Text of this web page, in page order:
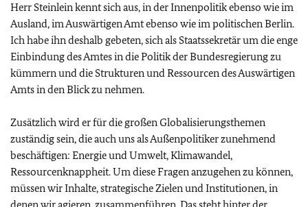
Herr Steinlein kennt sich aus, in der Innenpolitik ebenso wie im
Ausland, im Auswärtigen Amt ebenso wie im politischen Berlin.
Ich habe ihn deshalb gebeten, sich als Staatssekretär um die enge
Einbindung des Amtes in die Politik der Bundesregierung zu
kümmern und die Strukturen und Ressourcen des Auswärtigen
Amts in den Blick zu nehmen.
Zusätzlich wird er für die großen Globalisierungsthemen
zuständig sein, die auch uns als Außenpolitiker zunehmend
beschäftigen: Energie und Umwelt, Klimawandel,
Ressourcenknappheit. Um diese Fragen anzugehen zu können,
müssen wir Inhalte, strategische Zielen und Institutionen, in